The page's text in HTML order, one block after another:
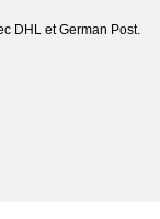
DHL et German Post.